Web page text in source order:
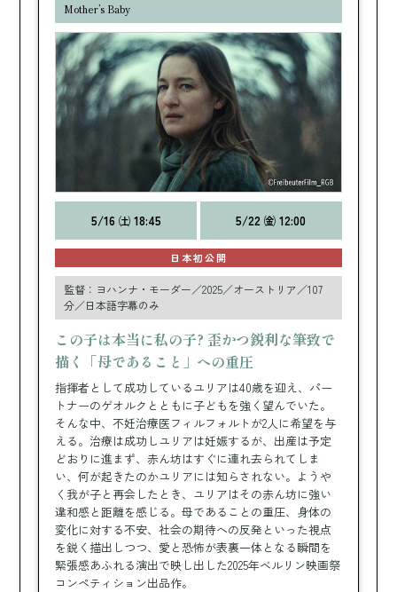
Mother’s Baby
5/16 ㈯ 18:45 5/22 ㈮ 12:00
日本初公開
監督：ヨハンナ・モーダー／2025／オーストリア／107
分／日本語字幕のみ
この子は本当に私の子? 歪かつ鋭利な筆致で
描く「母であること」への重圧
指揮者として成功しているユリアは40歳を迎え、パー
トナーのゲオルクとともに子どもを強く望んでいた。
そんな中、不妊治療医フィルフォルトが2人に希望を与
える。治療は成功しユリアは妊娠するが、出産は予定
どおりに進まず、赤ん坊はすぐに連れ去られてしま
い、何が起きたのかユリアには知らされない。ようや
く我が子と再会したとき、ユリアはその赤ん坊に強い
違和感と距離を感じる。母であることの重圧、身体の
変化に対する不安、社会の期待への反発といった視点
を鋭く描出しつつ、愛と恐怖が表裏一体となる瞬間を
緊張感あふれる演出で映し出した2025年ベルリン映画祭
コンペティション出品作。